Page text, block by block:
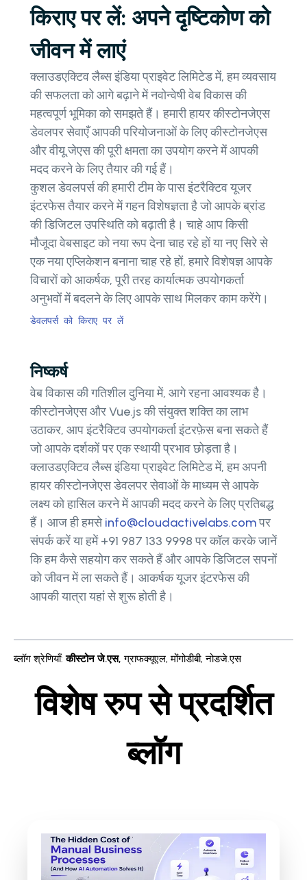
किराए पर लें: अपने दृष्टिकोण को
जीवन में लाएं
क्लाउडएक्टिव लैब्स इंडिया प्राइवेट लिमिटेड में, हम व्यवसाय
की सफलता को आगे बढ़ाने में नवोन्वेषी वेब विकास की
महत्वपूर्ण भूमिका को समझते हैं। हमारी हायर कीस्टोनजेएस
डेवलपर सेवाएँ आपकी परियोजनाओं के लिए कीस्टोनजेएस
और वीयू.जेएस की पूरी क्षमता का उपयोग करने में आपकी
मदद करने के लिए तैयार की गई हैं।
कुशल डेवलपर्स की हमारी टीम के पास इंटरैक्टिव यूजर
इंटरफेस तैयार करने में गहन विशेषज्ञता है जो आपके ब्रांड
की डिजिटल उपस्थिति को बढ़ाती है। चाहे आप किसी
मौजूदा वेबसाइट को नया रूप देना चाह रहे हों या नए सिरे से
एक नया एप्लिकेशन बनाना चाह रहे हों, हमारे विशेषज्ञ आपके
विचारों को आकर्षक, पूरी तरह कार्यात्मक उपयोगकर्ता
अनुभवों में बदलने के लिए आपके साथ मिलकर काम करेंगे।
डेवलपर्स को किराए पर लें
निष्कर्ष
वेब विकास की गतिशील दुनिया में, आगे रहना आवश्यक है।
कीस्टोनजेएस और Vue.js की संयुक्त शक्ति का लाभ
उठाकर, आप इंटरैक्टिव उपयोगकर्ता इंटरफ़ेस बना सकते हैं
जो आपके दर्शकों पर एक स्थायी प्रभाव छोड़ता है।
क्लाउडएक्टिव लैब्स इंडिया प्राइवेट लिमिटेड में, हम अपनी
हायर कीस्टोनजेएस डेवलपर सेवाओं के माध्यम से आपके
लक्ष्य को हासिल करने में आपकी मदद करने के लिए प्रतिबद्ध
हैं। आज ही हमसेinfo@cloudactivelabs.comपर
संपर्क करें या हमें +91 987 133 9998 पर कॉल करके जानें
कि हम कैसे सहयोग कर सकते हैं और आपके डिजिटल सपनों
को जीवन में ला सकते हैं। आकर्षक यूजर इंटरफेस की
आपकी यात्रा यहां से शुरू होती है।
ब्लॉग श्रेणियाँ: कीस्टोन जे.एस, ग्राफक्यूएल,मोंगोडीबी,नोडजे.एस
विशेष रुप से प्रदर्शित
ब्लॉग